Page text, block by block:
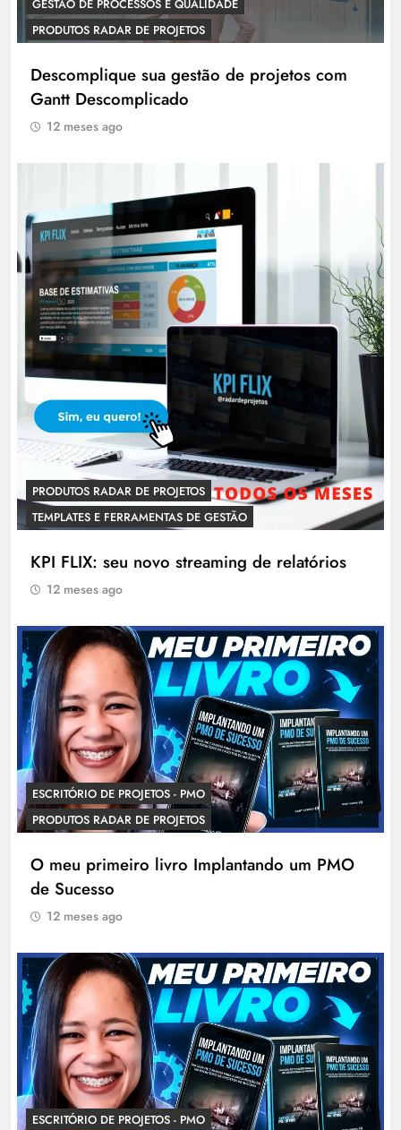
GESTÃO DE PROCESSOS E QUALIDADE
PRODUTOS RADAR DE PROJETOS
Descomplique sua gestão de projetos com
Gantt Descomplicado
12 meses ago
PRODUTOS RADAR DE PROJETOS
TEMPLATES E FERRAMENTAS DE GESTÃO
KPI FLIX: seu novo streaming de relatórios
12 meses ago
ESCRITÓRIO DE PROJETOS - PMO
PRODUTOS RADAR DE PROJETOS
O meu primeiro livro Implantando um PMO
de Sucesso
12 meses ago
ESCRITÓRIO DE PROJETOS - PMO